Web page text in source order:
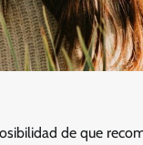
de que